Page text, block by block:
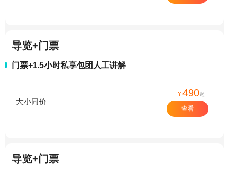
导览+门票
门票+1.5小时私享包团人工讲解
大小同价
¥490起
查看
导览+门票